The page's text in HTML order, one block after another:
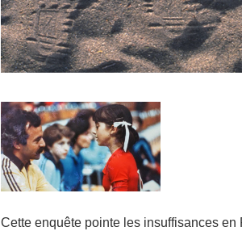
Cette enquête pointe les insuffisances